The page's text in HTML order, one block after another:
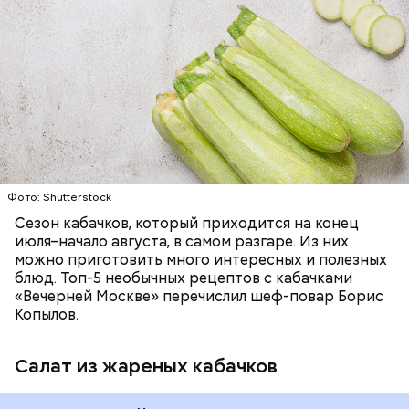
Фото: Shutterstock
Сезон кабачков, который приходится на конец
июля–начало августа, в самом разгаре. Из них
можно приготовить много интересных и полезных
блюд. Топ-5 необычных рецептов с кабачками
«Вечерней Москве» перечислил шеф-повар Борис
Копылов.
Салат из жареных кабачков
ЕДА ОВОЩИ РЕЦЕПТЫ
Вред дыни
Фото: Shutterstock